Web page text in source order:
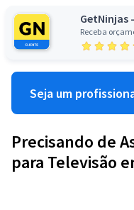
GetNinjas
Receba
Seja um
Precisando de
para Televisão